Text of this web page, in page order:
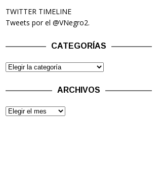
TWITTER TIMELINE
Tweets por el @VNegro2.
CATEGORÍAS
ARCHIVOS